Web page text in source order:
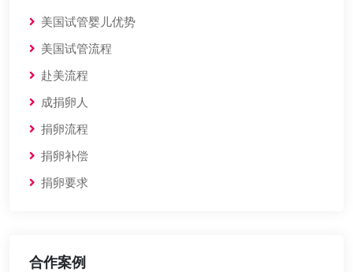
美国试管婴儿优势
美国试管流程
赴美流程
成捐卵人
捐卵流程
捐卵补偿
捐卵要求
合作案例